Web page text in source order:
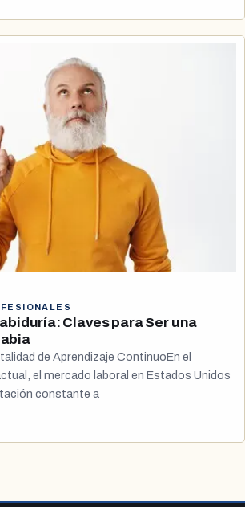
Claves para Ser una
de Aprendizaje ContinuoEn el
el mercado laboral en Estados Unidos
constante a